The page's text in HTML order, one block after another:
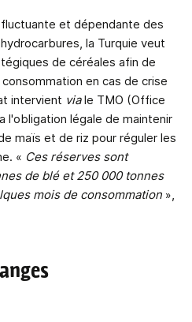
et dépendante des
la Turquie veut
de céréales afin de
en cas de crise
intervient viale TMO (Office
l'obligation légale de maintenir
maïs et de riz pour réguler les
« Ces réserves sont
de blé et 250 000 tonnes
mois de consommation »,